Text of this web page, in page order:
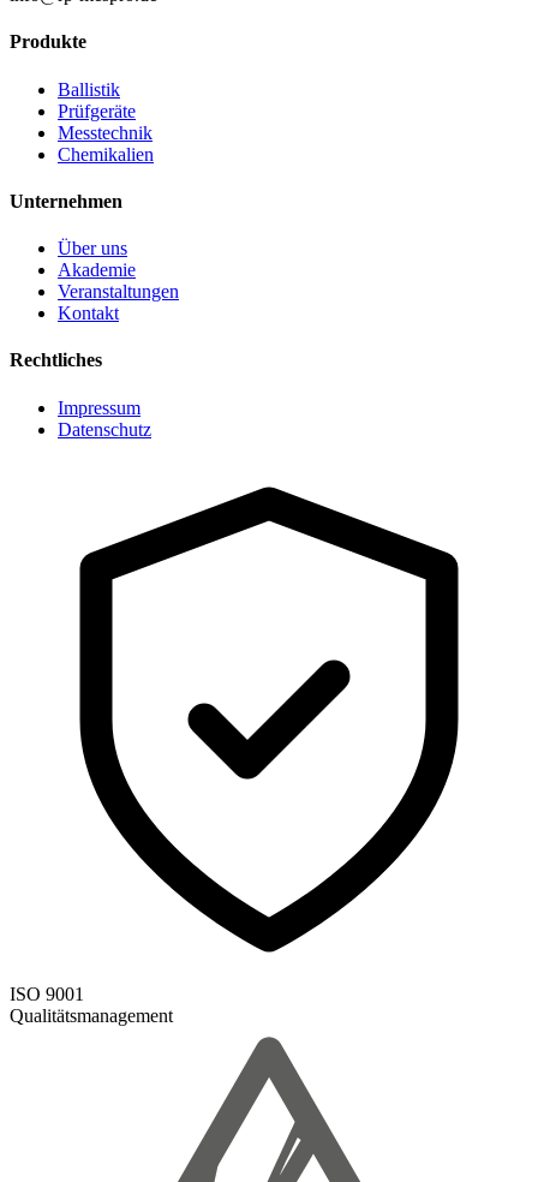
Produkte
Ballistik
Prüfgeräte
Messtechnik
Chemikalien
Unternehmen
Über uns
Akademie
Veranstaltungen
Kontakt
Rechtliches
Impressum
Datenschutz
ISO 9001
Qualitätsmanagement